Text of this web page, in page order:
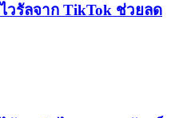
วรัลจาก TikTok ช่วยลด